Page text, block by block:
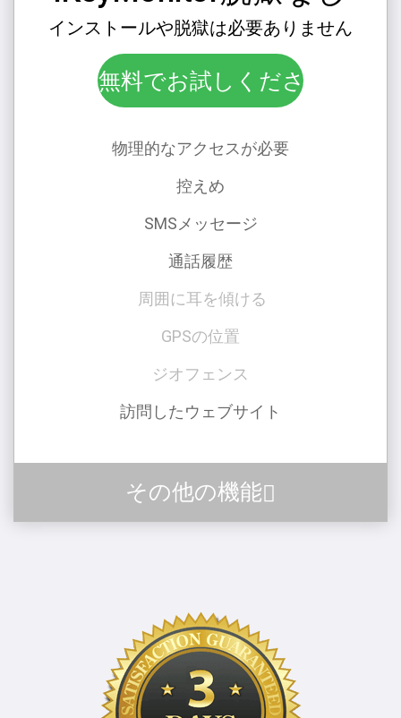
インストールや脱獄は必要ありません
無料でお試しください！
物理的なアクセスが必要
控えめ
SMSメッセージ
通話履歴
周囲に耳を傾ける
GPSの位置
ジオフェンス
訪問したウェブサイト
その他の機能